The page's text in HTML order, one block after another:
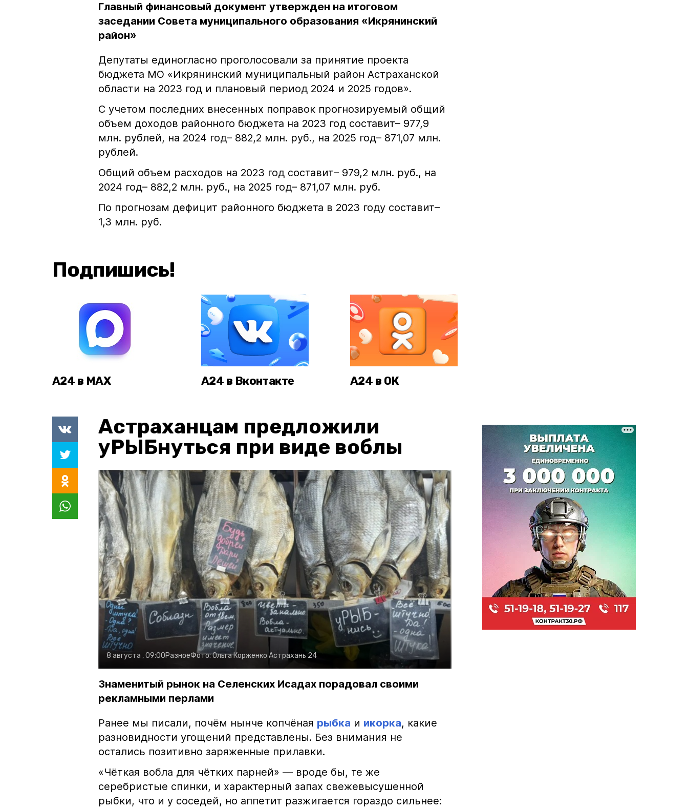
Главный финансовый документ утвержден на итоговом
заседании Совета муниципального образования «Икрянинский
район»
Депутаты единогласно проголосовали за принятие проекта
бюджета МО «Икрянинский муниципальный район Астраханской
области на 2023 год и плановый период 2024 и 2025 годов».
С учетом последних внесенных поправок прогнозируемый общий
объем доходов районного бюджета на 2023 год составит– 977,9
млн. рублей, на 2024 год– 882,2 млн. руб., на 2025 год– 871,07 млн.
рублей.
Общий объем расходов на 2023 год составит– 979,2 млн. руб., на
2024 год– 882,2 млн. руб., на 2025 год– 871,07 млн. руб.
По прогнозам дефицит районного бюджета в 2023 году составит–
1,3 млн. руб.
Подпишись!
А24 в MAX А24 в Вконтакте А24 в ОК
Астраханцам предложили
уРЫБнуться при виде воблы
8 августа , 09:00РазноеФото:Ольга Корженко Астрахань 24
Знаменитый рынок на Селенских Исадах порадовал своими
рекламными перлами
Ранее мы писали, почём нынче копчёная рыбка и икорка, какие
разновидности угощений представлены. Без внимания не
остались позитивно заряженные прилавки.
«Чёткая вобла для чётких парней» — вроде бы, те же
серебристые спинки, и характерный запах свежевысушенной
рыбки, что и у соседей, но аппетит разжигается гораздо сильнее: